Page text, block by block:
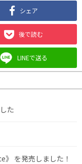
シェア
後で読む
LINEで送る
た
》 を発売しました！